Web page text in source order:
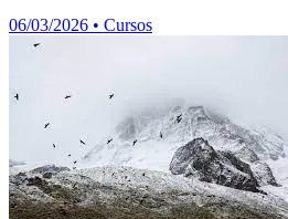
06/03/2026 • Cursos